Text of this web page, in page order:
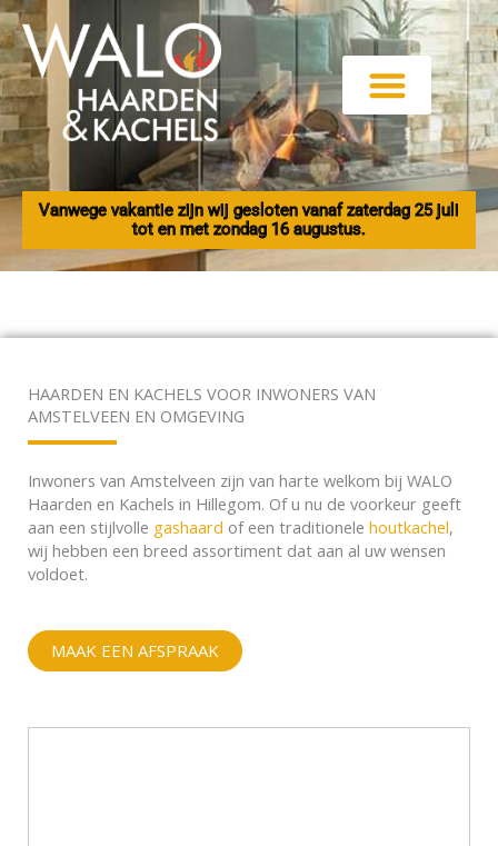
Ga
naar
de
inhoud
Vanwege vakantie zijn wij gesloten vanaf zaterdag 25 juli
tot en met zondag 16 augustus.
HAARDEN EN KACHELS VOOR INWONERS VAN
AMSTELVEEN EN OMGEVING
Inwoners van Amstelveen zijn van harte welkom bij WALO
Haarden en Kachels in Hillegom. Of u nu de voorkeur geeft
aan een stijlvolle gashaard of een traditionele houtkachel,
wij hebben een breed assortiment dat aan al uw wensen
voldoet.
MAAK EEN AFSPRAAK